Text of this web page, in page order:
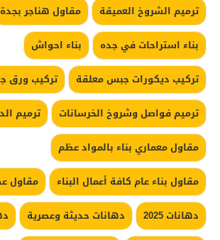
ترميم الشروخ العميقة
مقاول هناجر بجدة
بناء استراحات في جده
بناء احواش
تركيب ديكورات جبس معلقة
تركيب ورق
ترميم فواصل وشروخ الخرسانات
ترميم
مقاول معماري بناء بالمواد عظم
مقاول بناء عام كافة أعمال البناء
مقاول
دهانات 2025
دهانات حديثة وعصرية